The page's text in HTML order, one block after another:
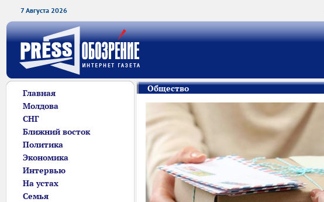
7 Августа 2026
Главная
Молдова
СНГ
Ближний восток
Политика
Экономика
Интервью
На устах
Семья
Общество